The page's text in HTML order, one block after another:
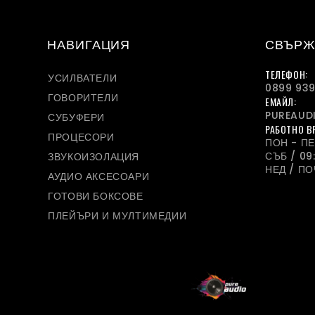
НАВИГАЦИЯ
УСИЛВАТЕЛИ
ГОВОРИТЕЛИ
СУБУФЕРИ
ПРОЦЕСОРИ
ЗВУКОИЗОЛАЦИЯ
АУДИО АКСЕСОАРИ
ГОТОВИ БОКСОВЕ
ПЛЕЙЪРИ И МУЛТИМЕДИИ
ТЕЛЕФОН:
0899
ЕМАЙЛ:
РАБОТНО
ПОН -
СЪБ /
НЕД /